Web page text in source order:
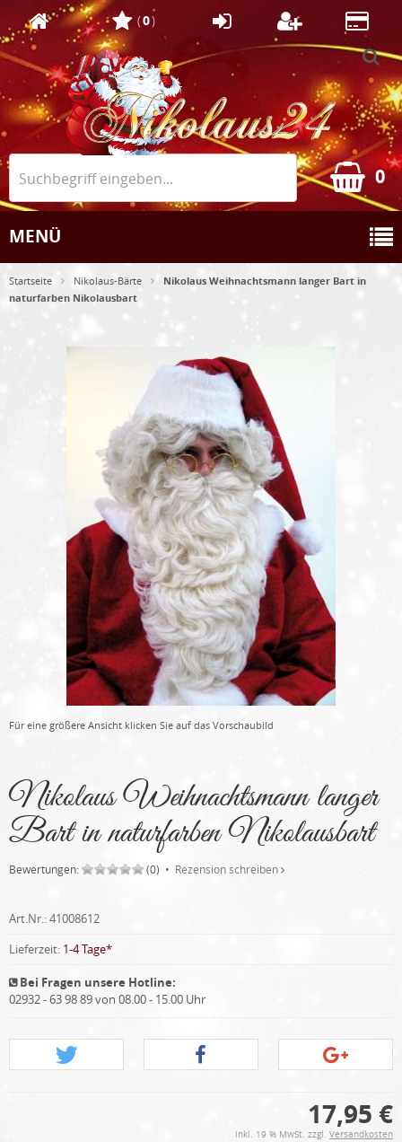
(0)
0
MENÜ
Startseite Nikolaus-Bärte
Nikolaus Weihnachtsmann langer Bart in
naturfarben Nikolausbart
Für eine größere Ansicht klicken Sie auf das Vorschaubild
Nikolaus Weihnachtsmann langer
Bart in naturfarben Nikolausbart
Bewertungen: (0) • Rezension schreiben
Art.Nr.:41008612
Lieferzeit: 1-4 Tage*
Bei Fragen unsere Hotline:
02932 - 63 98 89 von 08.00 - 15.00 Uhr
17,95 €
inkl. 19 % MwSt. zzgl. Versandkosten